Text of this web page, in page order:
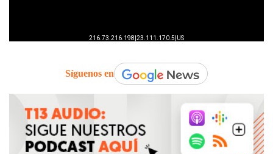
Síguenos en